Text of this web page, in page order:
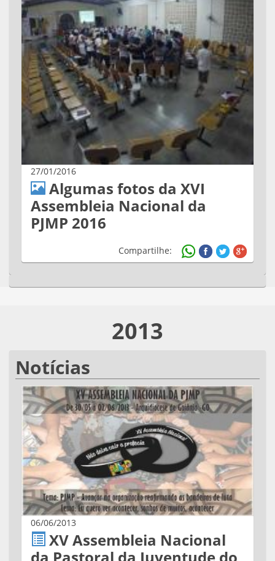
27/01/2016
Algumas fotos da XVI
Assembleia Nacional da
PJMP 2016
Compartilhe:
2013
Notícias
06/06/2013
XV Assembleia Nacional